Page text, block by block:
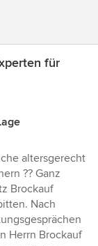
für
altersgerecht
?? Ganz
Brockauf
Nach
Herrn Brockauf